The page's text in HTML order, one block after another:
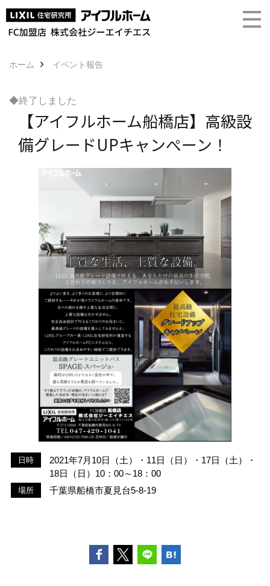
ホーム イベント報告
◆終了しました
【アイフルホーム船橋店】高級設
備グレードUPキャンぺーン！
日時
2021年7月10日（土）・11日（日）・17日（土）・
18日（日）10：00～18：00
場所 千葉県船橋市夏見台5-8-19